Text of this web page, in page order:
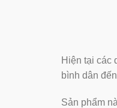
Hiện tại các
bình dân
Sản phẩm